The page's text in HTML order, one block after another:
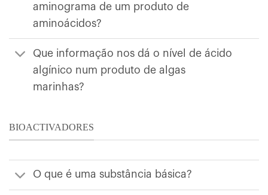
aminograma de um produto de
aminoácidos?
Que informação nos dá o nível de ácido
algínico num produto de algas
marinhas?
BIOACTIVADORES
O que é uma substância básica?